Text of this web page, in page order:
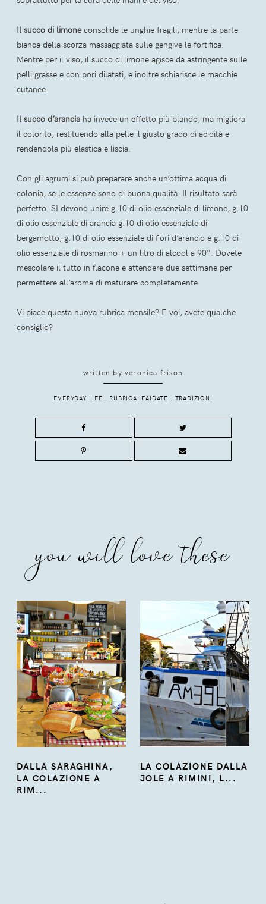
Il succo di limoneconsolida le unghie fragili, mentre la parte
bianca della scorza massaggiata sulle gengive le fortifica.
Mentre per il viso, il succo di limone agisce da astringente sulle
pelli grasse e con pori dilatati, e inoltre schiarisce le macchie
cutanee.
Il succo d’arancia ha invece un effetto più blando, ma migliora
il colorito, restituendo alla pelle il giusto grado di acidità e
rendendola più elastica e liscia.
Con gli agrumi si può preparare anche un’ottima acqua di
colonia, se le essenze sono di buona qualità. Il risultato sarà
perfetto. SI devono unire g.10 di olio essenziale di limone, g.10
di olio essenziale di arancia g.10 di olio essenziale di
bergamotto, g.10 di olio essenziale di fiori d’arancio e g.10 di
olio essenziale di rosmarino + un litro di alcool a 90°. Dovete
mescolare il tutto in flacone e attendere due settimane per
permettere all’aroma di maturare completamente.
Vi piace questa nuova rubrica mensile? E voi, avete qualche
consiglio?
written byveronica frison
EVERYDAY LIFE . RUBRICA: FAIDATE . TRADIZIONI
you will love these
DALLA SARAGHINA,
LA COLAZIONE A
RIM...
LA COLAZIONE DALLA
JOLE A RIMINI, L...